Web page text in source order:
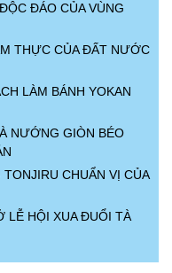
ĐÁO CỦA VÙNG
THỰC CỦA ĐẤT NƯỚC
LÀM BÁNH YOKAN
NƯỚNG GIÒN BÉO
CHUẨN VỊ CỦA
LỄ HỘI XUA ĐUỔI TÀ